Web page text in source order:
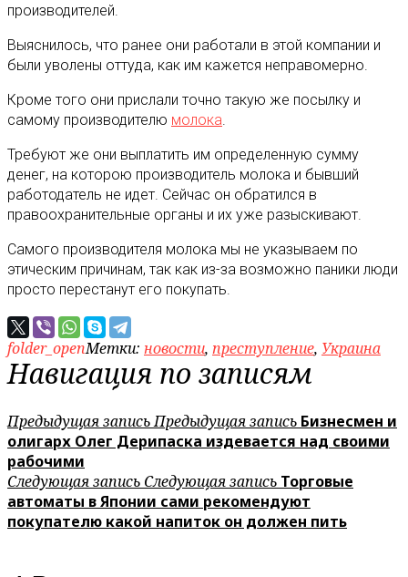
производителей.
Выяснилось, что ранее они работали в этой компании и
были уволены оттуда, как им кажется неправомерно.
Кроме того они прислали точно такую же посылку и
самому производителю молока.
Требуют же они выплатить им определенную сумму
денег, на которою производитель молока и бывший
работодатель не идет. Сейчас он обратился в
правоохранительные органы и их уже разыскивают.
Самого производителя молока мы не указываем по
этическим причинам, так как из-за возможно паники люди
просто перестанут его покупать.
folder_openМетки: новости, преступление, Украина
Навигация по записям
Предыдущая записьПредыдущая запись Бизнесмен и
олигарх Олег Дерипаска издевается над своими
рабочими
Следующая запись Следующая запись Торговые
автоматы в Японии сами рекомендуют
покупателю какой напиток он должен пить